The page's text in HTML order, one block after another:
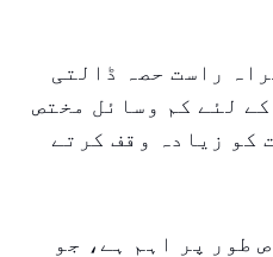
راست حصہ ڈالتی
لئے کم وسائل مختص
کو زیادہ وقف کرتے
طور پر اہم ہے، جو